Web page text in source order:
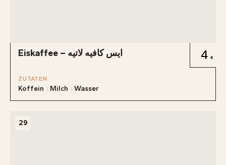
Eiskaffee – ايس كافيه لاتيه 4
ZUTATEN
Koffein Milch Wasser
29